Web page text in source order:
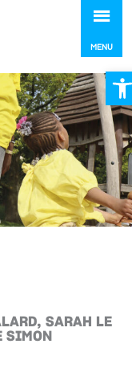
MENU
SARAH LE
SIMON